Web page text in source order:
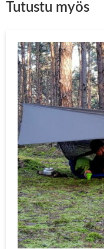
Tutustu myös